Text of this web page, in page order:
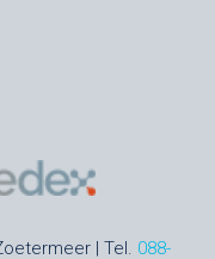
| Tel. 088-